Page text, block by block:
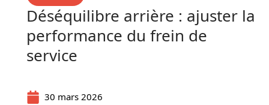
Déséquilibre arrière : ajuster la
performance du frein de
service
30 mars 2026